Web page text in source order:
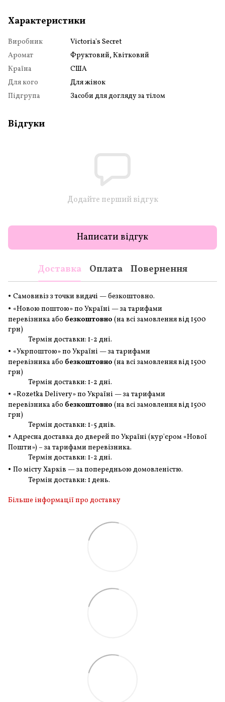
Характеристики
Виробник
Victoria's Secret
Аромат
Фруктовий, Квітковий
Країна
США
Для кого
Для жінок
Підгрупа
Засоби для догляду за тілом
Відгуки
Додайте перший відгук
Написати відгук
Доставка Оплата Повернення
• Самовивіз з точки видачі — безкоштовно.
• «Новою поштою» по Україні — за тарифами
перевізника або безкоштовно (на всі замовленнявід 1500
грн)
Термін доставки: 1-2 дні.
• «Укрпоштою» по Україні — за тарифами
перевізника або безкоштовно (на всі замовленнявід 1500
грн)
Термін доставки: 1-2 дні.
• «Rozetka Delivery» по Україні — за тарифами
перевізника або безкоштовно (на всі замовленнявід 1500
грн)
Термін доставки: 1-5 днів.
• Адресна доставка до дверей по Україні (кур'єром «Нової
Пошти») – за тарифами перевізника.
Термін доставки: 1-2 дні.
• По місту Харків — за попередньою домовленістю.
Термін доставки: 1 день.
Більше інформації про доставку